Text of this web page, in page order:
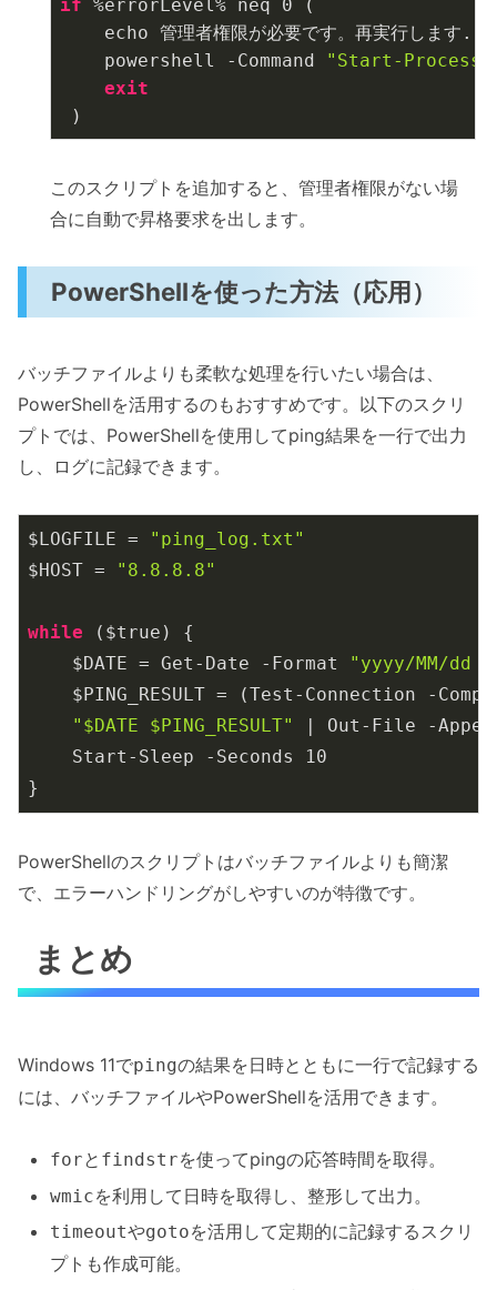
if %errorLevel% neq 0 (
    echo 管理者権限が必要です。再実行します...
    powershell -Command
"Start-Process
exit
)
このスクリプトを追加すると、管理者権限がない場
合に自動で昇格要求を出します。
PowerShellを使った方法（応用）
バッチファイルよりも柔軟な処理を行いたい場合は、
PowerShellを活用するのもおすすめです。以下のスクリ
プトでは、PowerShellを使用してping結果を一行で出力
し、ログに記録できます。
$LOGFILE =
"ping_log.txt"
$HOST =
"8.8.8.8"
while ($true) {
    $DATE = Get-Date -Format
"yyyy/MM/dd
$PING_RESULT = (Test-Connection -
"$DATE $PING_RESULT"
| Out-File -
    Start-Sleep -Seconds
10
PowerShellのスクリプトはバッチファイルよりも簡潔
で、エラーハンドリングがしやすいのが特徴です。
まとめ
Windows 11でpingの結果を日時とともに一行で記録する
には、バッチファイルやPowerShellを活用できます。
forと findstrを使ってpingの応答時間を取得。
wmicを利用して日時を取得し、整形して出力。
timeoutやgotoを活用して定期的に記録するスクリ
プトも作成可能。